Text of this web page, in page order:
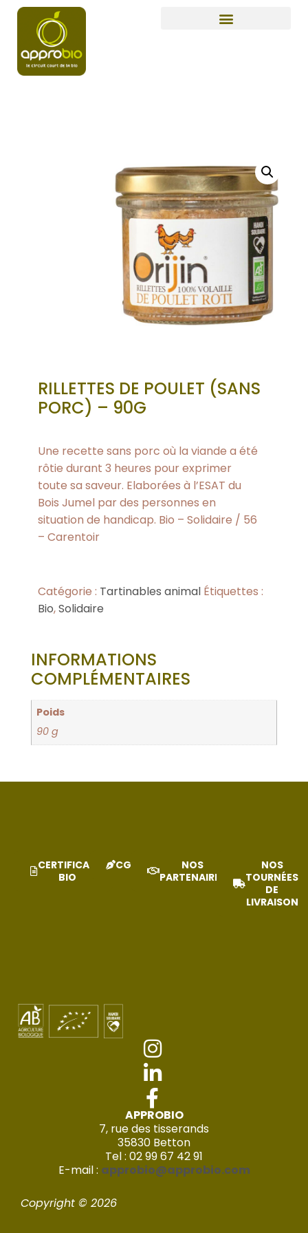
RILLETTES DE POULET (SANS
PORC) – 90G
Une recette sans porc où la viande a été
rôtie durant 3 heures pour exprimer
toute sa saveur. Elaborées à l’ESAT du
Bois Jumel par des personnes en
situation de handicap. Bio – Solidaire / 56
– Carentoir
Catégorie : Tartinables animal Étiquettes :
Bio,Solidaire
INFORMATIONS
COMPLÉMENTAIRES
Poids
90 g
CERTIFICAT
BIO
CGV
NOS
PARTENAIRES
NOS
TOURNÉES
DE
LIVRAISON
APPROBIO
7, rue des tisserands
35830 Betton
Tel : 02 99 67 42 91
E-mail : approbio@approbio.com
Copyright © 2026